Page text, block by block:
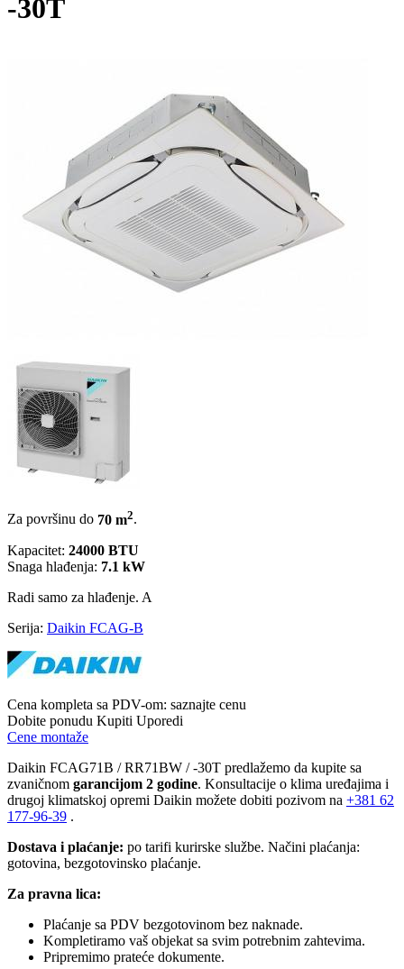
-30T
Za površinu do 70 m2.
Kapacitet: 24000 BTU
Snaga hlađenja: 7.1 kW
Radi samo za hlađenje. A
Serija: Daikin FCAG-B
Cena kompleta sa PDV-om: saznajte cenu
Dobite ponudu Kupiti Uporedi
Cene montaže
Daikin FCAG71B / RR71BW / -30T predlažemo da kupite sa
zvaničnom garancijom 2 godine. Konsultacije o klima uređajima i
drugoj klimatskoj opremi Daikin možete dobiti pozivom na +381 62
177-96-39 .
Dostava i plaćanje: po tarifi kurirske službe. Načini plaćanja:
gotovina, bezgotovinsko plaćanje.
Za pravna lica:
Plaćanje sa PDV bezgotovinom bez naknade.
Kompletiramo vaš objekat sa svim potrebnim zahtevima.
Pripremimo prateće dokumente.